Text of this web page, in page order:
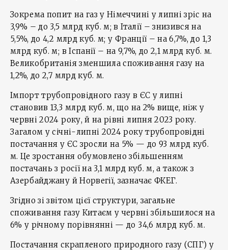
Зокрема попит на газ у Німеччині у липні зріс на
3,9% – до 3,5 млрд куб. м; в Італії – знизився на
5,5%, до 4,2 млрд куб. м; у Франції – на 6,7%, до 1,3
млрд куб. м; в Іспанії – на 9,7%, до 2,1 млрд куб. м.
Великобританія зменшила споживання газу на
1,2%, до 2,7 млрд куб. м.
Імпорт трубопровідного газу в ЄС у липні
становив 13,3 млрд куб. м, що на 2% вище, ніж у
червні 2024 року, й на рівні липня 2023 року.
Загалом у січні-липні 2024 року трубопровідні
постачання у ЄС зросли на 5% — до 93 млрд куб.
м. Це зростання обумовлено збільшенням
постачань з росії на 3,1 млрд куб. м, а також з
Азербайджану й Норвегії, зазначає ФКЕГ.
Згідно зі звітом цієї структури, загальне
споживання газу Китаєм у червні збільшилося на
6% у річному порівнянні — до 34,6 млрд куб. м.
Постачання скрапленого природного газу (СПГ) у